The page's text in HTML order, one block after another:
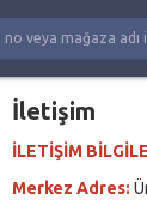
İletişim
İLETİŞİM
Merkez Adres: